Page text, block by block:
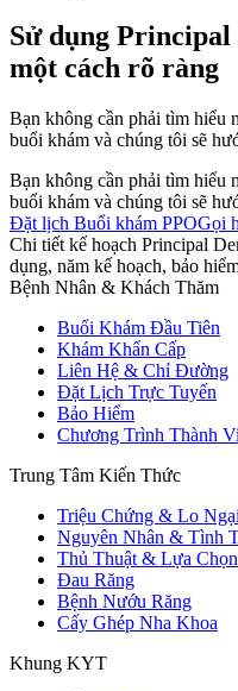
Sử dụng Principal
một cách rõ ràng
Bạn không cần phải tìm hiểu
buổi khám và chúng tôi sẽ
Bạn không cần phải tìm hiểu
buổi khám và chúng tôi sẽ
Đặt lịch Buổi khám PPOGọi
Chi tiết kế hoạch Principal
dụng, năm kế hoạch, bảo
Bệnh Nhân & Khách Thăm
Buổi Khám Đầu Tiên
Khám Khẩn Cấp
Liên Hệ & Chỉ Đường
Đặt Lịch Trực Tuyến
Bảo Hiểm
Chương Trình Thành
Trung Tâm Kiến Thức
Triệu Chứng & Lo Ngại
Nguyên Nhân & Tình
Thủ Thuật & Lựa Chọn
Đau Răng
Bệnh Nướu Răng
Cấy Ghép Nha Khoa
Khung KYT